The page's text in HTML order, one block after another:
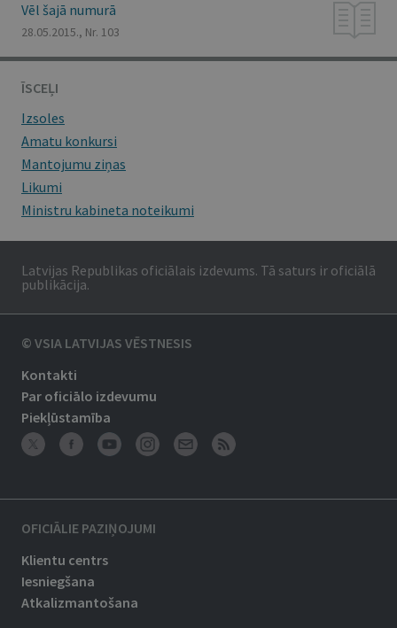
Vēl šajā numurā
28.05.2015., Nr. 103
ĪSCEĻI
Izsoles
Amatu konkursi
Mantojumu ziņas
Likumi
Ministru kabineta noteikumi
Latvijas Republikas oficiālais izdevums. Tā saturs ir oficiālā
publikācija.
© VSIA LATVIJAS VĒSTNESIS
Kontakti
Par oficiālo izdevumu
Piekļūstamība
OFICIĀLIE PAZIŅOJUMI
Klientu centrs
Iesniegšana
Atkalizmantošana